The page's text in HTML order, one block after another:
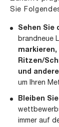
Sie
Sehen Sie
brandneue
markieren,
Ritzen/
und
um Ihren
Bleiben
immer auf